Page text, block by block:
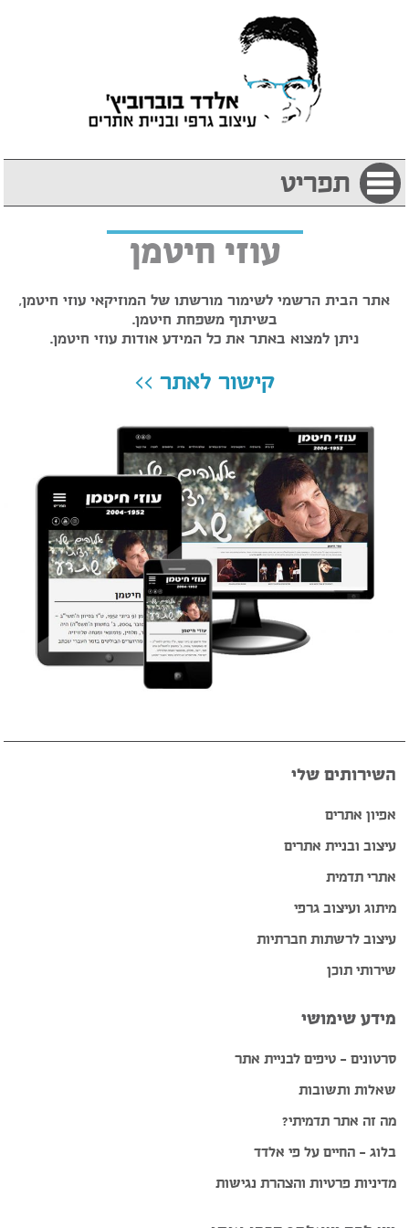
תפריט
עוזי חיטמן
אתר הבית הרשמי לשימור מורשתו של המוזיקאי עוזי חיטמן,
בשיתוף משפחת חיטמן.
ניתן למצוא באתר את כל המידע אודות עוזי חיטמן.
קישור לאתר >>
השירותים שלי
אפיון אתרים
עיצוב ובניית אתרים
אתרי תדמית
מיתוג ועיצוב גרפי
עיצוב לרשתות חברתיות
שירותי תוכן
מידע שימושי
סרטונים – טיפים לבניית אתר
שאלות ותשובות
מה זה אתר תדמיתי?
בלוג – החיים על פי אלדד
מדיניות פרטיות והצהרת נגישות